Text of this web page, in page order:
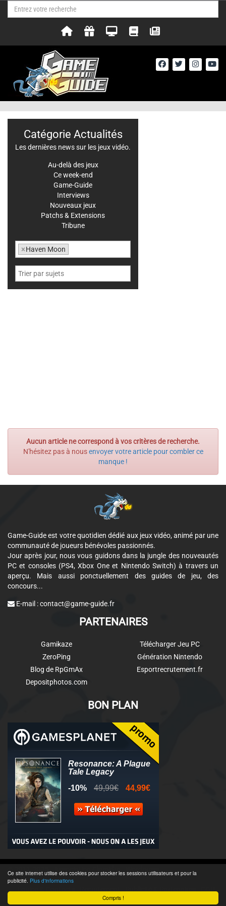
Compris !
Ce site internet utilise des cookies pour stocker les sessions utilisateurs et pour la
publicité. Plus d'informations
Aucun article ne correspond à vos critères de recherche.
N'hésitez pas à nousenvoyer votre article pour combler ce
manque !
Catégorie Actualités
Les dernières news sur les jeux vidéo.
Au-delà des jeux
Ce week-end
Game-Guide
Interviews
Nouveaux jeux
Patchs & Extensions
Tribune
×Haven Moon
Game-Guide est votre quotidien dédié aux jeux vidéo, animé par une
communauté de joueurs bénévoles passionnés.
Jour après jour, nous vous guidons dans la jungle des nouveautés
PC et consoles (PS4, Xbox One et Nintendo Switch) à travers un
aperçu. Mais aussi ponctuellement des guides de jeu, des
concours...
E-mail :contact@game-guide.fr
PARTENAIRES
Gamikaze
ZeroPing
Blog de RpGmAx
Depositphotos.com
Télécharger Jeu PC
Génération Nintendo
Esportrecrutement.fr
BON PLAN